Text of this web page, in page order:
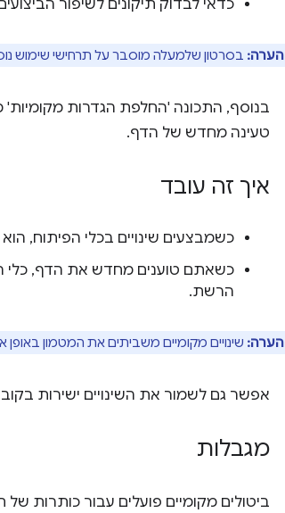
כדאי לבדוק תיקונים לשיפור
הערה: בסרטון שלמעלה מוסבר על תרחישי שימוש
בנוסף, התכונה 'החלפת הגדרות
טעינה מחדש של הדף.
איך זה עובד
כשמבצעים שינויים בכלי הפיתוח,
כשאתם טוענים מחדש את הדף, כלי
הרשת.
הערה: שינויים מקומיים משביתים את המטמון באופן
אפשר גם לשמור את השינויים ישירות
מגבלות